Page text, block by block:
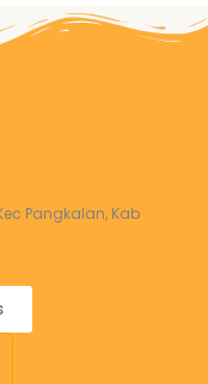
Pangkalan, Kab